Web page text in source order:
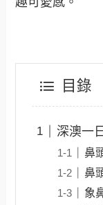
目錄
深澳一
鼻
鼻
象